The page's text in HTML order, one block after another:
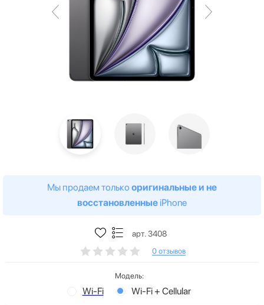
Мы продаем только оригинальные и не
восстановленные iPhone
арт. 3408
0 отзывов
Модель:
Wi-Fi Wi-Fi + Cellular